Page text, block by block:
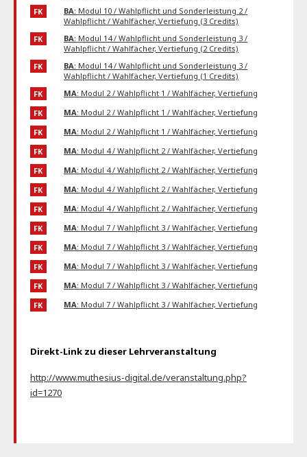
FK
BA: Modul 10 / Wahlpflicht und Sonderleistung 2 /
Wahlpflicht / Wahlfächer, Vertiefung (3 Credits)
FK
BA: Modul 14 / Wahlpflicht und Sonderleistung 3 /
Wahlpflicht / Wahlfächer, Vertiefung (2 Credits)
FK
BA: Modul 14 / Wahlpflicht und Sonderleistung 3 /
Wahlpflicht / Wahlfächer, Vertiefung (1 Credits)
FK
MA: Modul 2 / Wahlpflicht 1 / Wahlfächer, Vertiefung
FK
MA: Modul 2 / Wahlpflicht 1 / Wahlfächer, Vertiefung
FK
MA: Modul 2 / Wahlpflicht 1 / Wahlfächer, Vertiefung
FK
MA: Modul 4 / Wahlpflicht 2 / Wahlfächer, Vertiefung
FK
MA: Modul 4 / Wahlpflicht 2 / Wahlfächer, Vertiefung
FK
MA: Modul 4 / Wahlpflicht 2 / Wahlfächer, Vertiefung
FK
MA: Modul 4 / Wahlpflicht 2 / Wahlfächer, Vertiefung
FK
MA: Modul 7 / Wahlpflicht 3 / Wahlfächer, Vertiefung
FK
MA: Modul 7 / Wahlpflicht 3 / Wahlfächer, Vertiefung
FK
MA: Modul 7 / Wahlpflicht 3 / Wahlfächer, Vertiefung
FK
MA: Modul 7 / Wahlpflicht 3 / Wahlfächer, Vertiefung
FK
MA: Modul 7 / Wahlpflicht 3 / Wahlfächer, Vertiefung
Direkt-Link zu dieser Lehrveranstaltung
http://www.muthesius-digital.de/veranstaltung.php?
id=1270